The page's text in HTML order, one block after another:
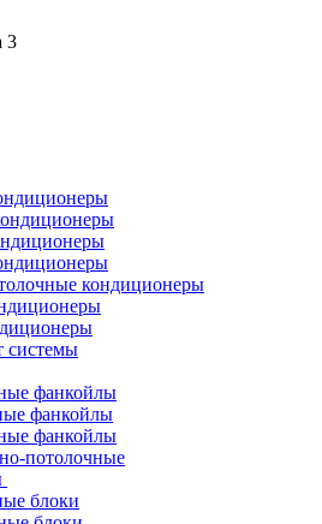
3
кондиционеры
системы
фанкойлы
фанкойлы
фанкойлы
потолочные
блоки